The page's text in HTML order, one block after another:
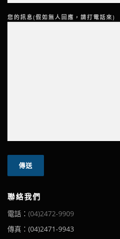
您的訊息(假如無人回應，請打電話來)
聯絡我們
電話： (04)2472-9909
傳真：(04)2471-9943